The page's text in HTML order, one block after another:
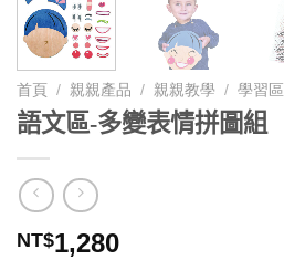
首頁 / 親親產品 / 親親教學 / 學習區
語文區-多變表情拼圖組
NT$1,280